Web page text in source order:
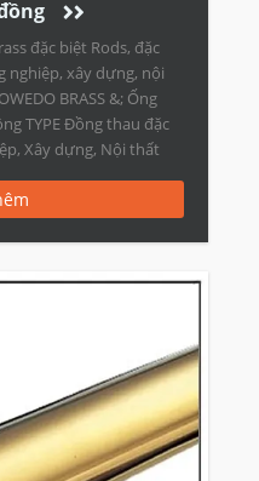
đặc biệt Rods, đặc
nghiệp, xây dựng, nội
BRASS &; Ống
TYPE Đồng thau đặc
Xây dựng, Nội thất